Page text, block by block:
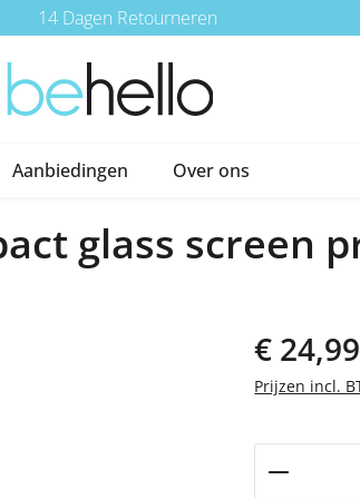
14 Dagen Retourneren
Aanbiedingen Over ons
glass screen
Normale prijs:
€ 24,99
Prijzen incl.